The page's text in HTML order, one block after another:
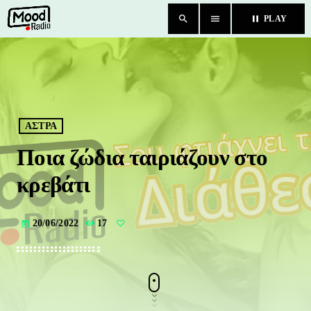
search menu pause PLAY
close
BLOG
TEAM
CHAT
ΚΑΤΗΓΟΡΙΕΣ
ΑΣΤΡΑ
Ποια ζώδια ταιριάζουν στο
κρεβάτι
today 20/06/2022 17